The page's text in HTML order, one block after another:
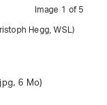
Image 1 of 5
Hegg, WSL)
6 Mo)
11 Mo)